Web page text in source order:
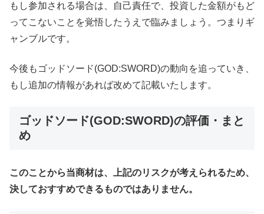
もし参加される場合は、自己責任で、投資した金額がもど
ってこないことを覚悟したうえで臨みましょう。つまりギ
ャンブルです。
今後もゴッドソード(GOD:SWORD)の動向を追っていき、
もし追加の情報があれば改めて記載いたします。
ゴッドソード(GOD:SWORD)の評価・まと
め
このことから当商材は、上記のリスクが考えられるため、
決しておすすめできるものではありません。